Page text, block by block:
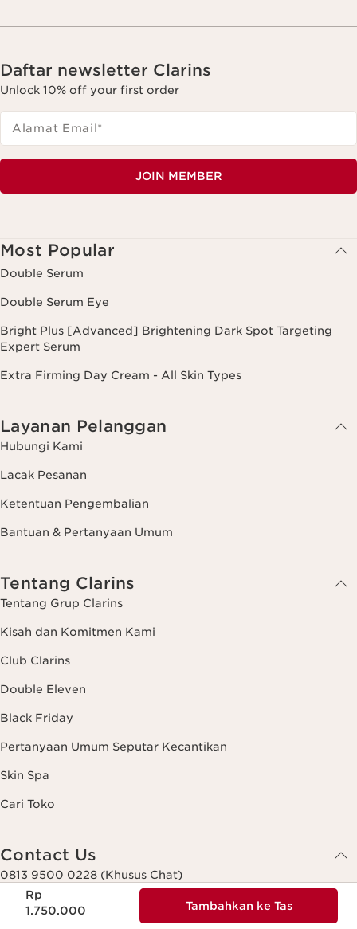
Harga sekarang Rp 1.750.000
Rp
1.750.000
Tambahkan ke Tas
Daftar newsletter Clarins
Unlock 10% off your first order
Alamat Email*
JOIN MEMBER
Most Popular
Double Serum
Double Serum Eye
Bright Plus [Advanced] Brightening Dark Spot Targeting
Expert Serum
Extra Firming Day Cream - All Skin Types
Layanan Pelanggan
Hubungi Kami
Lacak Pesanan
Ketentuan Pengembalian
Bantuan & Pertanyaan Umum
Tentang Clarins
Tentang Grup Clarins
Kisah dan Komitmen Kami
Club Clarins
Double Eleven
Black Friday
Pertanyaan Umum Seputar Kecantikan
Skin Spa
Cari Toko
Contact Us
0813 9500 0228 (Khusus Chat)
Senin – Jumat : 09.00 – 17.00 WIB
Sabtu : 09.00 – 15.00 WIB
(Kecuali Hari Libur Nasional)